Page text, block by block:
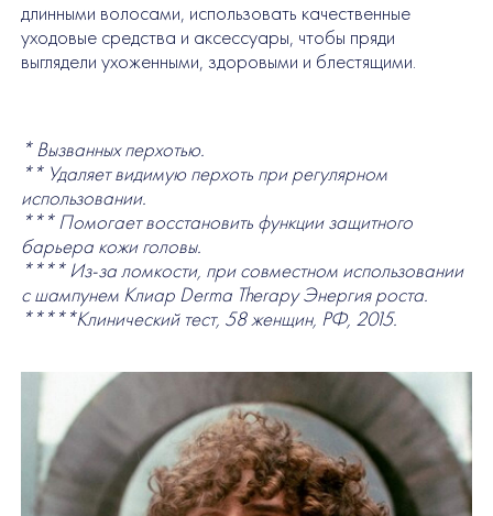
длинными волосами, использовать качественные
уходовые средства и аксессуары, чтобы пряди
выглядели ухоженными, здоровыми и блестящими.
* Вызванных перхотью.
** Удаляет видимую перхоть при регулярном
использовании.
*** Помогает восстановить функции защитного
барьера кожи головы.
**** Из-за ломкости, при совместном использовании
с шампунем Клиар Derma Therapy Энергия роста.
*****Клинический тест, 58 женщин, РФ, 2015.